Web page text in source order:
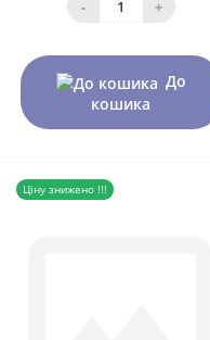
- +
До
кошика
Ціну знижено !!!